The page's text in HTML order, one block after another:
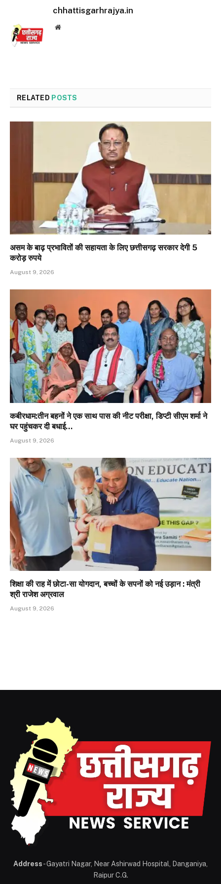
chhattisgarhrajya.in
Website
RELATED POSTS
असम के बाढ़ प्रभावितों की सहायता के लिए छत्तीसगढ़ सरकार देगी 5
करोड़ रुपये
August 9, 2026
कबीरधाम:तीन बहनों ने एक साथ पास की नीट परीक्षा, डिप्टी सीएम शर्मा ने
घर पहुंचकर दी बधाई…
August 9, 2026
शिक्षा की राह में छोटा-सा योगदान, बच्चों के सपनों को नई उड़ान : मंत्री
श्री राजेश अग्रवाल
August 9, 2026
Address- Gayatri Nagar, Near Ashirwad Hospital, Danganiya,
Raipur C.G.